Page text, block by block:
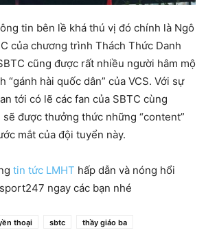
tin bên lề khá thú vị đó chính là Ngô
của chương trình Thách Thức Danh
cũng được rất nhiều người hâm mộ
“gánh hài quốc dân” của VCS. Với sự
tới có lẽ các fan của SBTC cùng
sẽ được thưởng thức những “content”
mắt của đội tuyển này.
tin tức LMHT hấp dẫn và nóng hổi
ngay các bạn nhé
thoại sbtc thầy giáo ba